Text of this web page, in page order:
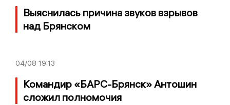
Выяснилась причина звуков взрывов
над Брянском
04/08 19:13
Командир «БАРС-Брянск» Антошин
сложил полномочия